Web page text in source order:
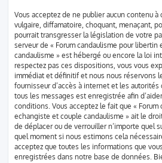
Vous acceptez de ne publier aucun contenu à
vulgaire, diffamatoire, choquant, menaçant,
pourrait transgresser la législation de votre
serveur de « Forum candaulisme pour libertin
candaulisme » est hébergé ou encore la loi
respectez pas ces dispositions, vous vous
immédiat et définitif et nous nous réservons
fournisseur d’accès à internet et les autorités
tous les messages est enregistrée afin
conditions. Vous acceptez le fait que «
echangiste et couple candaulisme » ait le
de déplacer ou de verrouiller n’importe quel
quel moment si nous estimons cela
acceptez que toutes les informations que
enregistrées dans notre base de données.